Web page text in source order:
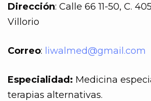
Dirección: Calle 66 11-50, C.
Villorio
Correo: liwalmed@gmail.com
Especialidad: Medicina
terapias alternativas.